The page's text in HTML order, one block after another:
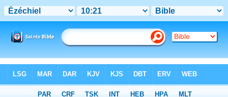
Chapitre 10> Verset 21